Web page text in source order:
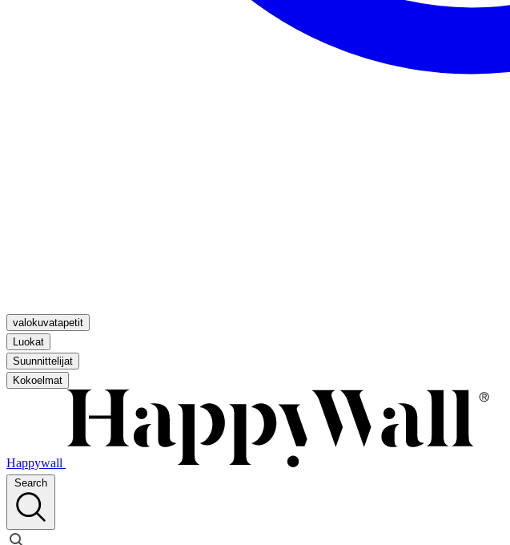
valokuvatapetit
Luokat
Suunnittelijat
Kokoelmat
Happywall
Search